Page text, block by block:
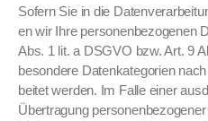
Sofern Sie in die
en wir Ihre per­so­n­en­be­zo­ge­nen
Abs. 1 lit. a DSGVO bzw. Art. 9
beson­dere Datenkat­e­gorien
beit­et wer­den. Im Falle ein­er
Über­tra­gung